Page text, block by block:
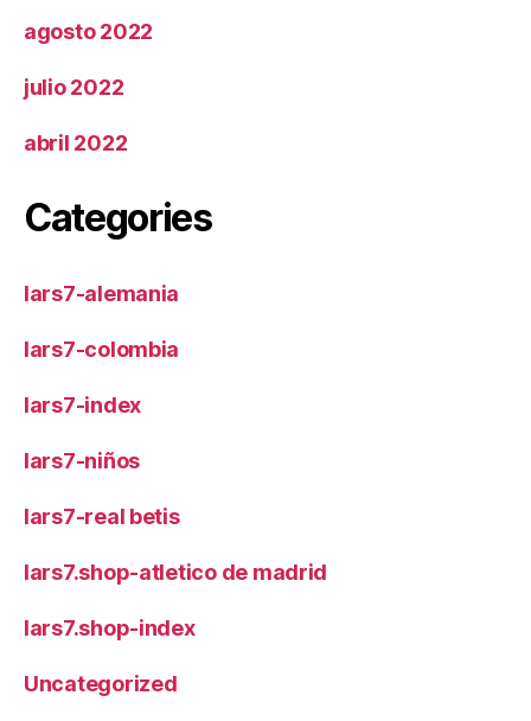
agosto 2022
julio 2022
abril 2022
Categories
lars7-alemania
lars7-colombia
lars7-index
lars7-niños
lars7-real betis
lars7.shop-atletico de madrid
lars7.shop-index
Uncategorized